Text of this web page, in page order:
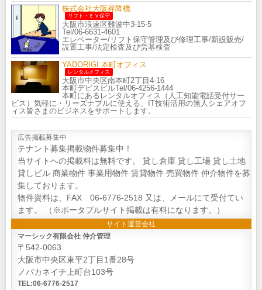
株式会社大阪昇降機
リフト・ＥＶ保守
大阪市浪速区難波中3-15-5
Tel/06-6631-4601
エレベーター/リフト保守管理及び修理工事/新設販売/
設置工事/法定検査及び労基検査
YADORIGI 本町オフィス
レンタルオフィス
大阪市中央区南本町2丁目4-16
本町デビスビルTel/06-4256-1444
本町にあるレンタルオフィス（人工知能電話受付サー
ビス）気軽に・リーズナブルに使える、IT技術活用の無人シェアオフ
ィス皆さまのビジネスをサポートします。
広告掲載募集中
テナント募集掲載物件募集中！
当サイトへの掲載料は無料です。 貸し倉庫 貸し工場 貸し土地
貸しビル 商業物件 事業用物件 賃貸物件 売買物件 仲介物件を募
集しております。
物件資料は、FAX 06-6776-2518 又は、メールにて受付てい
ます。 （※ポータプルサイト掲載は有料になります。）
サイト運営会社
マーシック有限会社 仲介管理
〒542-0063
大阪市中央区東平2丁目1番28号
ノバカネイチ上町台103号
TEL:06-6776-2517